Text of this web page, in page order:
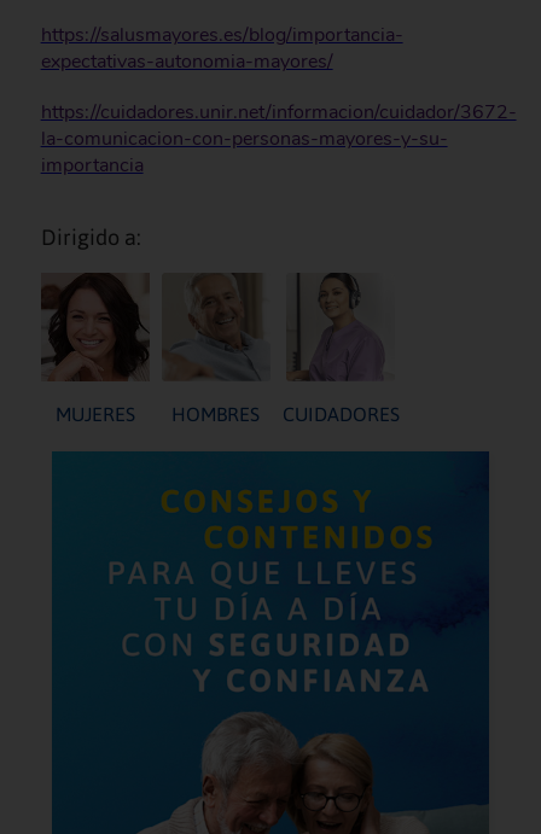
https://salusmayores.es/blog/importancia-
expectativas-autonomia-mayores/
https://cuidadores.unir.net/informacion/cuidador/3672-
la-comunicacion-con-personas-mayores-y-su-
importancia
Dirigido a:
MUJERES HOMBRES CUIDADORES